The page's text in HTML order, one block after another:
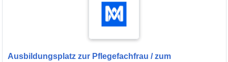
Ausbildungsplatz zur Pflegefachfrau / zum